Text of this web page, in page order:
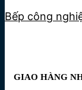
Bếp công
GIAO HÀNG